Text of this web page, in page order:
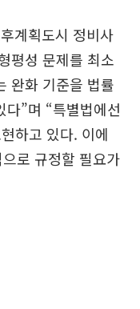
계획도시 정비사
평성 문제를 최소
완화 기준을 법률
”며 “특별법에선
하고 있다. 이에
로 규정할 필요가